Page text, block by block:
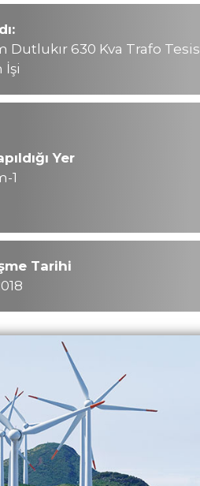
Dutlukır 630 Kva Trafo Tesis
İşi
Yer
1
Tarihi